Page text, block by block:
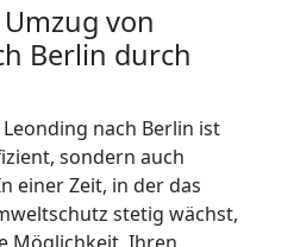
von
Berlin durch
nach Berlin ist
sondern auch
einer Zeit, in der das
stetig wächst,
Möglichkeit, Ihren